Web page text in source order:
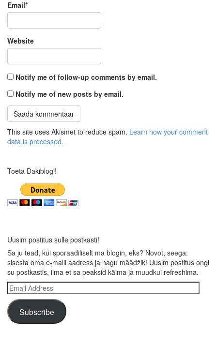
Email*
Website
Notify me of follow-up comments by email.
Notify me of new posts by email.
This site uses Akismet to reduce spam. Learn how your comment
data is processed.
Toeta Dakiblogi!
Uusim postitus sulle postkasti!
Sa ju tead, kui sporaadiliselt ma blogin, eks? Novot, seega:
sisesta oma e-maili aadress ja nagu määdžik! Uusim postitus ongi
su postkastis, ilma et sa peaksid käima ja muudkui refreshima.
Email
Address
Subscribe